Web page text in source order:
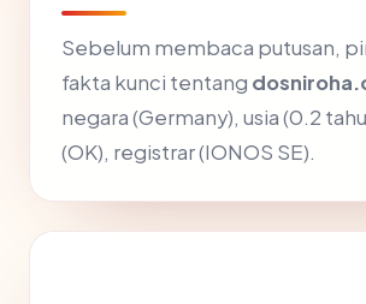
Sebelum membaca putusan,
fakta kunci tentang
negara (Germany), usia (0.2
(OK), registrar (IONOS SE).